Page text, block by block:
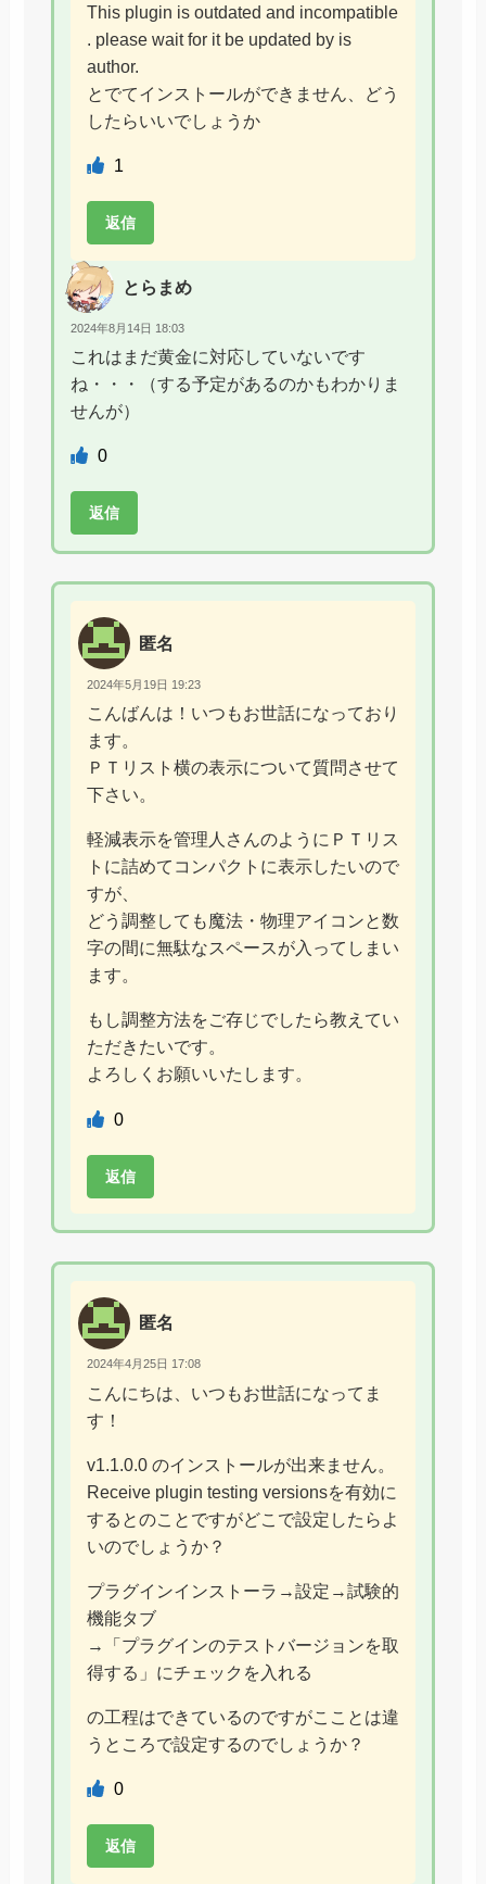
This plugin is outdated and incompatible
. please wait for it be updated by is
author.
とでてインストールができません、どう
したらいいでしょうか
1
返信
とらまめ
2024年8月14日 18:03
これはまだ黄金に対応していないです
ね・・・（する予定があるのかもわかりま
せんが）
0
返信
匿名
2024年5月19日 19:23
こんばんは！いつもお世話になっており
ます。
ＰＴリスト横の表示について質問させて
下さい。
軽減表示を管理人さんのようにＰＴリス
トに詰めてコンパクトに表示したいので
すが、
どう調整しても魔法・物理アイコンと数
字の間に無駄なスペースが入ってしまい
ます。
もし調整方法をご存じでしたら教えてい
ただきたいです。
よろしくお願いいたします。
0
返信
匿名
2024年4月25日 17:08
こんにちは、いつもお世話になってま
す！
v1.1.0.0 のインストールが出来ません。
Receive plugin testing versionsを有効に
するとのことですがどこで設定したらよ
いのでしょうか？
プラグインインストーラ→設定→試験的
機能タブ
→「プラグインのテストバージョンを取
得する」にチェックを入れる
の工程はできているのですがこことは違
うところで設定するのでしょうか？
0
返信